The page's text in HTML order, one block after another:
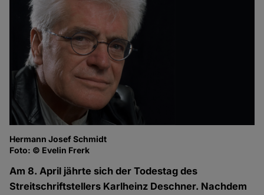
Hermann Josef Schmidt
Foto: © Evelin Frerk
Am 8. April jährte sich der Todestag des
Streitschriftstellers Karlheinz Deschner. Nachdem